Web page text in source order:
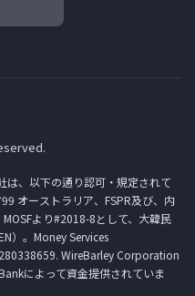
、以下の通り認可・規定されて
オーストラリア、FSPR及び、内
より#2018-8として、大韓民
）。Money Services
WireBarley Corporation
によって資金提供されていま